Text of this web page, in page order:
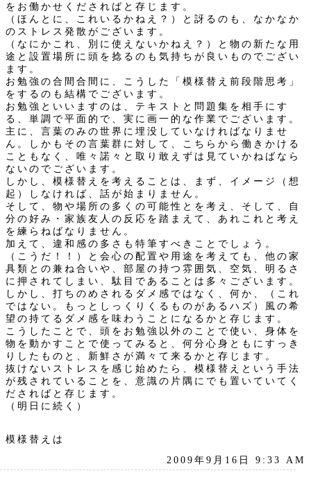
をお働かせくださればと存じます。
（ほんとに、これいるかねえ？）と訝るのも、なかなか
のストレス発散がございます。
（なにかこれ、別に使えないかねえ？）と物の新たな用
途と設置場所に頭を捻るのも気持ちが良いものでござい
ます。
お勉強の合間合間に、こうした「模様替え前段階思考」
をするのも結構でございます。
お勉強といいますのは、テキストと問題集を相手にす
る、単調で平面的で、実に画一的な作業でございます。
主に、言葉のみの世界に埋没していなければなりませ
ん。しかもその言葉群に対して、こちらから働きかける
こともなく、唯々諾々と取り敢えずは見ていかねばなら
ないのでございます。
しかし、模様替えを考えることは、まず、イメージ（想
起）しなければ、話が始まりません。
そして、物や場所の多くの可能性とを考え、そして、自
分の好み・家族友人の反応を踏まえて、あれこれと考え
を練らねばなりません。
加えて、違和感の多さも特筆すべきことでしょう。
（こうだ！！）と会心の配置や用途を考えても、他の家
具類との兼ね合いや、部屋の持つ雰囲気、空気、明るさ
に押されてしまい、駄目であることは多々ございます。
しかし、打ちのめされるダメ感ではなく、何か、（これ
ではない。もっとしっくりくるものがあるハズ）風の希
望の持てるダメ感を味わうことになるかと存じます。
こうしたことで、頭をお勉強以外のことで使い、身体を
物を動かすことで使ってみると、何分心身ともにすっき
りしたものと、新鮮さが満々て来るかと存じます。
抜けないストレスを感じ始めたら、模様替えという手法
が残されていることを、意識の片隅にでも置いていてく
ださればと存じます。
（明日に続く）
模様替えは
2009年9月16日 9:33 AM